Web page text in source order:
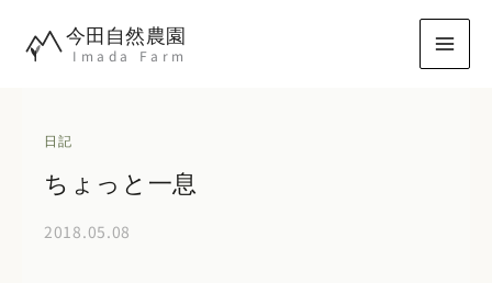
今田自然農園
Imada Farm
日記
ちょっと一息
2018.05.08